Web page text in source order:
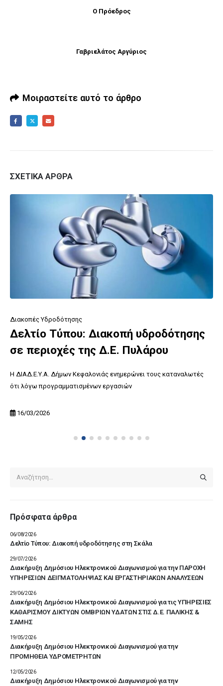
Ο Πρόεδρος
Γαβριελάτος Αργύριος
Μοιραστείτε αυτό το άρθρο
ΣΧΕΤΙΚΆ ΆΡΘΡΑ
Διακοπές Υδροδότησης
Δελτίο Τύπου: Διακοπή υδροδότησης
σε περιοχές της Δ.Ε. Πυλάρου
Η ΔΙΑΔ.Ε.Υ.Α. Δήμων Κεφαλονιάς ενημερώνει τους καταναλωτές
ότι λόγω προγραμματισμένων εργασιών
16/03/2026
Πρόσφατα άρθρα
Δελτίο Τύπου: Διακοπή υδροδότησης στη Σκάλα
06/08/2026
Διακήρυξη Δημόσιου Ηλεκτρονικού Διαγωνισμού για την ΠΑΡΟΧΗ
ΥΠΗΡΕΣΙΩΝ ΔΕΙΓΜΑΤΟΛΗΨΙΑΣ ΚΑΙ ΕΡΓΑΣΤΗΡΙΑΚΩΝ ΑΝΑΛΥΣΕΩΝ
29/07/2026
Διακήρυξη Δημόσιου Ηλεκτρονικού Διαγωνισμού για τις ΥΠΗΡΕΣΙΕΣ
ΚΑΘΑΡΙΣΜΟΥ ΔΙΚΤΥΩΝ ΟΜΒΡΙΩΝ ΥΔΑΤΩΝ ΣΤΙΣ Δ.Ε. ΠΑΛΙΚΗΣ &
ΣΑΜΗΣ
29/06/2026
Διακήρυξη Δημόσιου Ηλεκτρονικού Διαγωνισμού για την
ΠΡΟΜΗΘΕΙΑ ΥΔΡΟΜΕΤΡΗΤΩΝ
19/05/2026
Διακήρυξη Δημόσιου Ηλεκτρονικού Διαγωνισμού για την
12/05/2026